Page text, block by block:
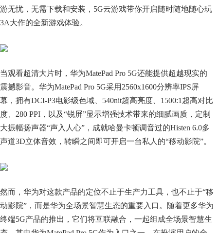
游无忧，无需下载和安装，5G云游戏带你开启随时随地随心玩
3A大作的全新游戏体验。
当观看超清大片时，华为MatePad Pro 5G还能提供超越现实的
震撼影音。华为MatePad Pro 5G采用2560x1600分辨率IPS屏
幕，拥有DCI-P3电影级色域、540nit超高亮度、1500:1超高对比
度、280 PPI，以及“锐屏”显示增强技术带来的细腻画质，定制
大振幅扬声器“声入人心”，成就哈曼卡顿调音过的Histen 6.0多
声道3D立体音效，转瞬之间即可开启一台私人的“移动影院”。
然而，华为对这款产品的定位不止于生产力工具，也不止于“移
动影院”，而是华为全场景智慧生态的重要入口。随着更多华为
终端5G产品的推出，它们将互联融合，一起组成全场景智慧生